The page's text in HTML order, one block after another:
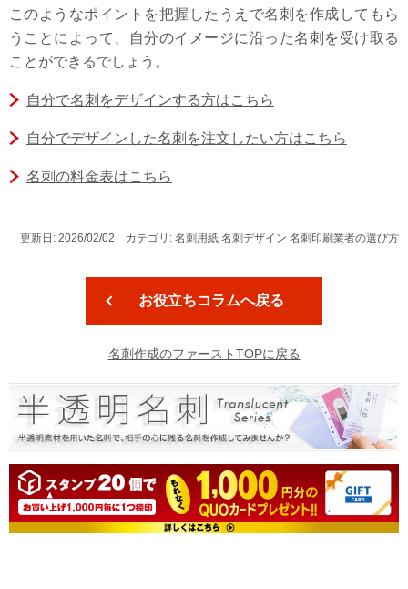
このようなポイントを把握したうえで名刺を作成してもら
うことによって、自分のイメージに沿った名刺を受け取る
ことができるでしょう。
自分で名刺をデザインする方はこちら
自分でデザインした名刺を注文したい方はこちら
名刺の料金表はこちら
更新日: 2026/02/02 カテゴリ: 名刺用紙 名刺デザイン 名刺印刷業者の選び方
お役立ちコラムへ戻る
名刺作成のファーストTOPに戻る